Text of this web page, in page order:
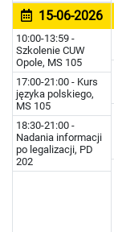
15-06-2026
10:00-13:59 -
Szkolenie CUW
Opole, MS 105
17:00-21:00 - Kurs
języka polskiego,
MS 105
18:30-21:00 -
Nadania informacji
po legalizacji, PD
202